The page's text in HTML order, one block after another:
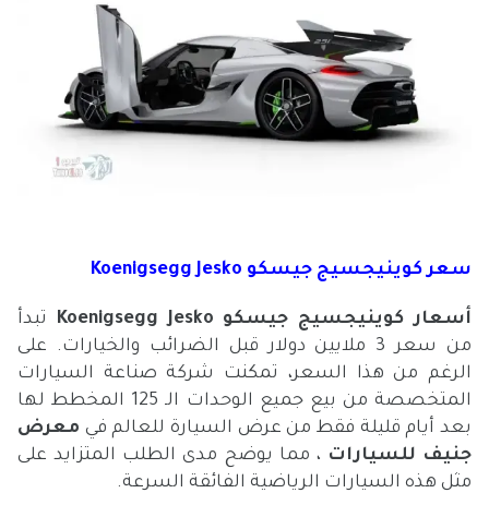
سعر كوينيجسيج جيسكو Koenigsegg Jesko
أسعار كوينيجسيج جيسكو Koenigsegg Jesko تبدأ
من سعر 3 ملايين دولار قبل الضرائب والخيارات. على
الرغم من هذا السعر، تمكنت شركة صناعة السيارات
المتخصصة من بيع جميع الوحدات الـ 125 المخطط لها
بعد أيام قليلة فقط من عرض السيارة للعالم في معرض
جنيف للسيارات ، مما يوضح مدى الطلب المتزايد على
مثل هذه السيارات الرياضية الفائقة السرعة.